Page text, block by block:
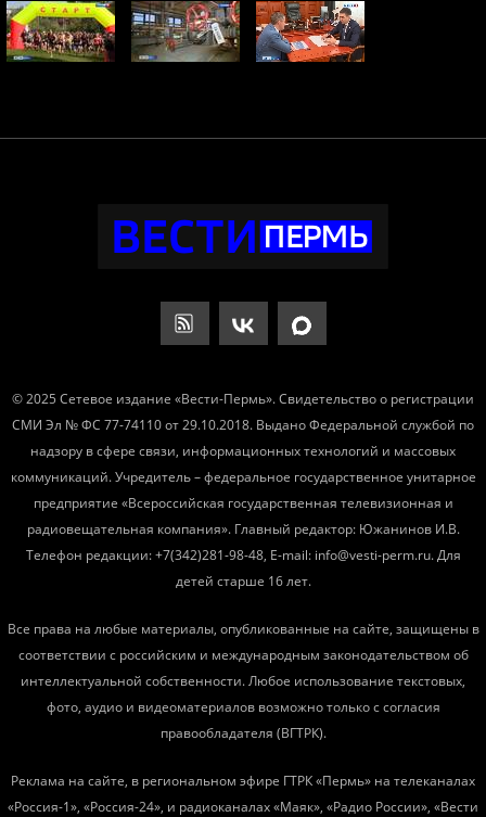
© 2025 Сетевое издание «Вести-Пермь». Свидетельство о регистрации
СМИ Эл № ФС 77-74110 от 29.10.2018. Выдано Федеральной службой по
надзору в сфере связи, информационных технологий и массовых
коммуникаций. Учредитель – федеральное государственное унитарное
предприятие «Всероссийская государственная телевизионная и
радиовещательная компания». Главный редактор: Южанинов И.В.
Телефон редакции: +7(342)281-98-48, E-mail: info@vesti-perm.ru. Для
детей старше 16 лет.
Все права на любые материалы, опубликованные на сайте, защищены в
соответствии с российским и международным законодательством об
интеллектуальной собственности. Любое использование текстовых,
фото, аудио и видеоматериалов возможно только с согласия
правообладателя (ВГТРК).
Реклама на сайте, в региональном эфире ГТРК «Пермь» на телеканалах
«Россия-1», «Россия-24», и радиоканалах «Маяк», «Радио России», «Вести